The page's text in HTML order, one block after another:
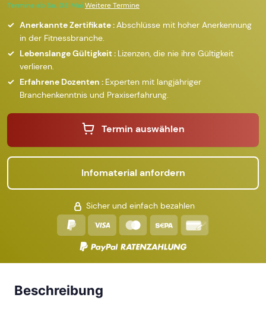
Termine ab Sa. 08 MaiWeitere Termine
Anerkannte Zertifikate :Abschlüsse mit hoher Anerkennung
in der Fitnessbranche.
Lebenslange Gültigkeit : Lizenzen, die nie ihre Gültigkeit
verlieren.
Erfahrene Dozenten : Experten mit langjähriger
Branchenkenntnis und Praxiserfahrung.
Termin auswählen
Infomaterial anfordern
Sicher und einfach bezahlen
Beschreibung